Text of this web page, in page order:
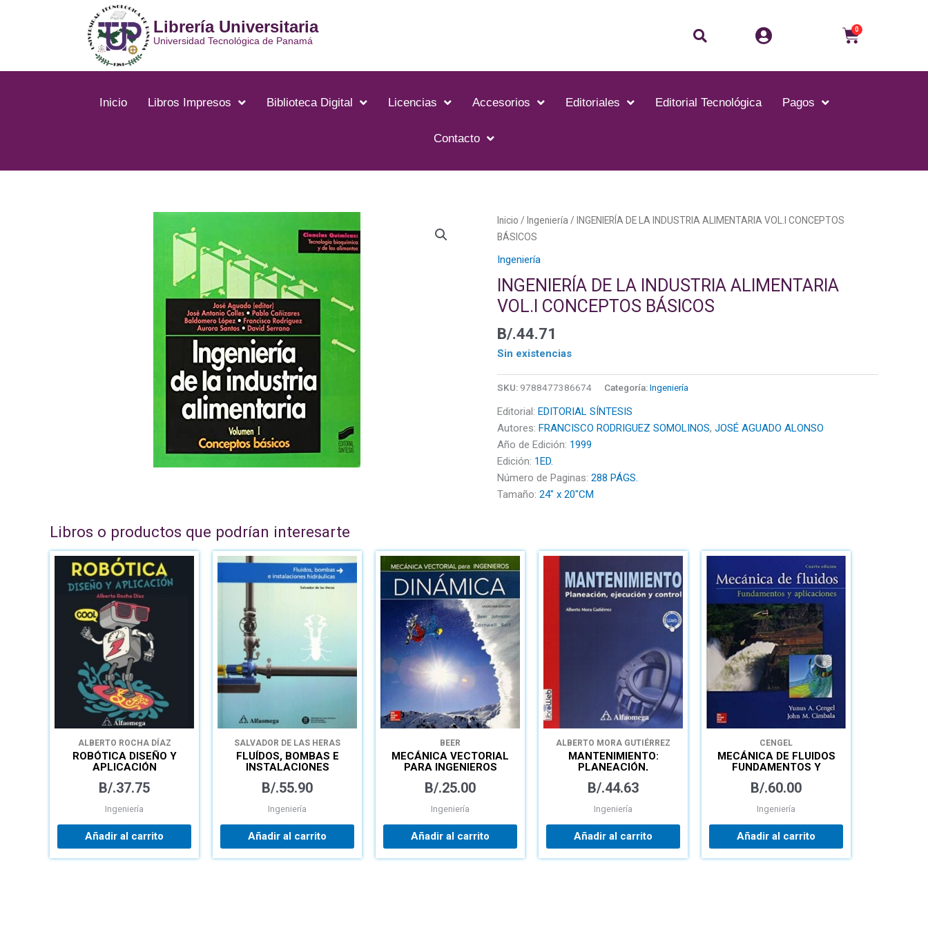
Librería Universitaria
Universidad Tecnológica de Panamá Buscar 0Carrito
Inicio Libros Impresos Biblioteca Digital Licencias Accesorios Editoriales Editorial Tecnológica Pagos
Contacto
Inicio / Ingeniería / INGENIERÍA DE LA INDUSTRIA ALIMENTARIA VOL.I CONCEPTOS
BÁSICOS
Ingeniería
INGENIERÍA DE LA INDUSTRIA ALIMENTARIA
VOL.I CONCEPTOS BÁSICOS
B/.44.71
Sin existencias
SKU: 9788477386674 Categoría:Ingeniería
Editorial: EDITORIAL SÍNTESIS
Autores: FRANCISCO RODRIGUEZ SOMOLINOS, JOSÉ AGUADO ALONSO
Año de Edición: 1999
Edición: 1ED.
Número de Paginas: 288 PÁGS.
Tamaño: 24" x 20"CM
Libros o productos que podrían interesarte
ALBERTO ROCHA DÍAZ
ROBÓTICA DISEÑO Y
APLICACIÓN
B/.37.75
Ingeniería
Añadir al carrito
SALVADOR DE LAS HERAS
FLUÍDOS, BOMBAS E
INSTALACIONES
B/.55.90
Ingeniería
Añadir al carrito
BEER
MECÁNICA VECTORIAL
PARA INGENIEROS
B/.25.00
Ingeniería
Añadir al carrito
ALBERTO MORA GUTIÉRREZ
MANTENIMIENTO:
PLANEACIÓN,
B/.44.63
Ingeniería
Añadir al carrito
CENGEL
MECÁNICA DE FLUIDOS
FUNDAMENTOS Y
B/.60.00
Ingeniería
Añadir al carrito